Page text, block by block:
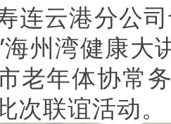
连云港分公
州湾健康大
老年体协常
次联谊活动。